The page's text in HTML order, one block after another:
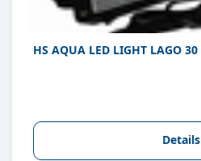
HS AQUA LED LIGHT LAGO 30
Details